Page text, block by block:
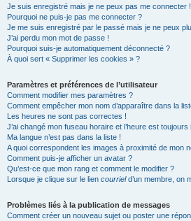
Je suis enregistré mais je ne peux pas me connecter !
Pourquoi ne puis-je pas me connecter ?
Je me suis enregistré par le passé mais je ne peux
J’ai perdu mon mot de passe !
Pourquoi suis-je automatiquement déconnecté ?
À quoi sert « Supprimer les cookies » ?
Paramètres et préférences de l’utilisateur
Comment modifier mes paramètres ?
Comment empêcher mon nom d’apparaître dans la
Les heures ne sont pas correctes !
J’ai changé mon fuseau horaire et l’heure est
Ma langue n’est pas dans la liste !
A quoi correspondent les images à proximité de mon
Comment puis-je afficher un avatar ?
Qu’est-ce que mon rang et comment le modifier ?
Lorsque je clique sur le lien courrield’un membre, on
Problèmes liés à la publication de messages
Comment créer un nouveau sujet ou poster une